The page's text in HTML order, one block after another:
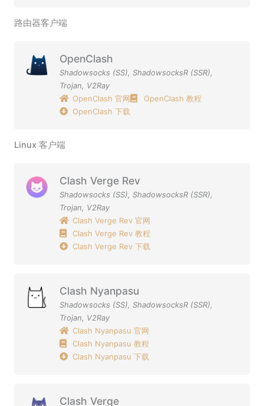
路由器客户端
OpenClash
Shadowsocks (SS), ShadowsocksR (SSR),
Trojan, V2Ray
OpenClash 官网
OpenClash 教程
OpenClash 下载
Linux 客户端
Clash Verge Rev
Shadowsocks (SS), ShadowsocksR (SSR),
Trojan, V2Ray
Clash Verge Rev 官网
Clash Verge Rev 教程
Clash Verge Rev 下载
Clash Nyanpasu
Shadowsocks (SS), ShadowsocksR (SSR),
Trojan, V2Ray
Clash Nyanpasu 官网
Clash Nyanpasu 教程
Clash Nyanpasu 下载
Clash Verge